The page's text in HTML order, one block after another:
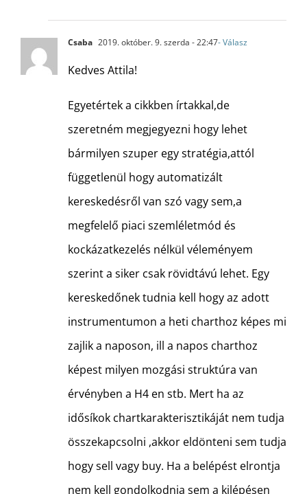
Csaba 2019. október. 9. szerda - 22:47- Válasz
Kedves Attila!
Egyetértek a cikkben írtakkal,de
szeretném megjegyezni hogy lehet
bármilyen szuper egy stratégia,attól
függetlenül hogy automatizált
kereskedésről van szó vagy sem,a
megfelelő piaci szemléletmód és
kockázatkezelés nélkül véleményem
szerint a siker csak rövidtávú lehet. Egy
kereskedőnek tudnia kell hogy az adott
instrumentumon a heti charthoz képes mi
zajlik a naposon, ill a napos charthoz
képest milyen mozgási struktúra van
érvényben a H4 en stb. Mert ha az
idősíkok chartkarakterisztikáját nem tudja
összekapcsolni ,akkor eldönteni sem tudja
hogy sell vagy buy. Ha a belépést elrontja
nem kell gondolkodnia sem a kilépésen